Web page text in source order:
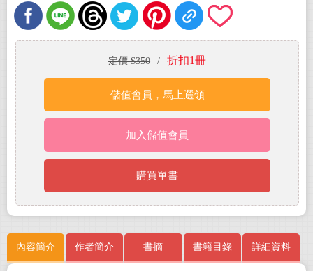
定價 $350 / 折扣1冊
儲值會員，馬上選領
加入儲值會員
購買單書
內容簡介 作者簡介 書摘 書籍目錄 詳細資料